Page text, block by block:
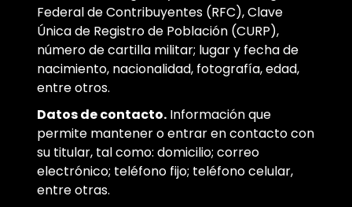
Federal de Contribuyentes (RFC), Clave
Única de Registro de Población (CURP),
número de cartilla militar; lugar y fecha de
nacimiento, nacionalidad, fotografía, edad,
entre otros.
Datos de contacto. Información que
permite mantener o entrar en contacto con
su titular, tal como: domicilio; correo
electrónico; teléfono fijo; teléfono celular,
entre otras.